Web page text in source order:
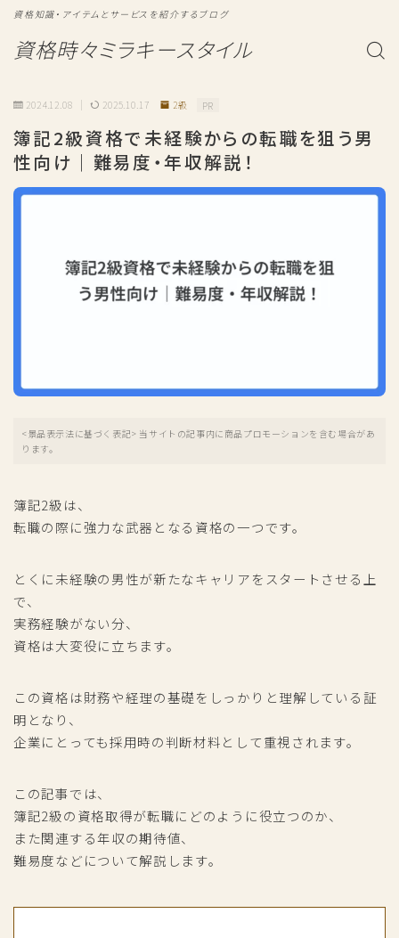
資格時々ミラキースタイル
資格知識・アイテムとサービスを紹介するブログ
2024.12.08 2025.10.17 2級 PR
簿記2級資格で未経験からの転職を狙う男
性向け｜難易度・年収解説！
<景品表示法に基づく表記> 当サイトの記事内に商品プロモーションを含む場合があ
ります。
簿記2級は、
転職の際に強力な武器となる資格の一つです。
とくに未経験の男性が新たなキャリアをスタートさせる上
で、
実務経験がない分、
資格は大変役に立ちます。
この資格は財務や経理の基礎をしっかりと理解している証
明となり、
企業にとっても採用時の判断材料として重視されます。
この記事では、
簿記2級の資格取得が転職にどのように役立つのか、
また関連する年収の期待値、
難易度などについて解説します。